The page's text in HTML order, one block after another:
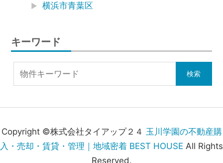
横浜市青葉区
キーワード
Copyright ©株式会社タイアップ２４ 玉川学園の不動産購
入・売却・賃貸・管理｜地域密着 BEST HOUSE All Rights
Reserved.